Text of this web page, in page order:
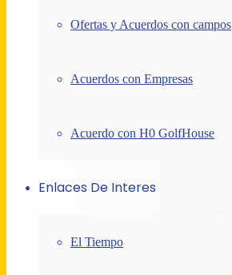
Ofertas y Acuerdos con campos
Acuerdos con Empresas
Acuerdo con H0 GolfHouse
Enlaces De Interes
El Tiempo